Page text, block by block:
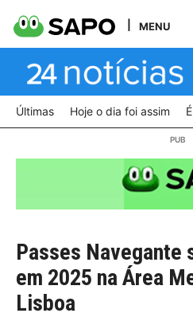
MENU
Últimas Hoje o dia foi assim
Passes Navegante
em 2025 na Área
Lisboa